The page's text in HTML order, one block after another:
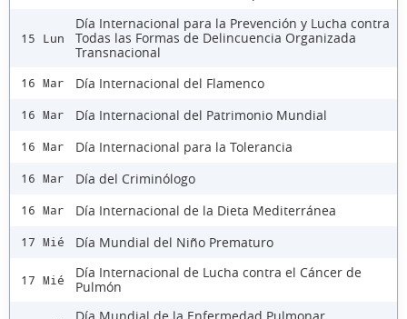
15 Lun
Día Internacional para la Prevención y Lucha contra
Todas las Formas de Delincuencia Organizada
Transnacional
16 Mar Día Internacional del Flamenco
16 Mar Día Internacional del Patrimonio Mundial
16 Mar Día Internacional para la Tolerancia
16 Mar Día del Criminólogo
16 Mar Día Internacional de la Dieta Mediterránea
17 Mié Día Mundial del Niño Prematuro
17 Mié
Día Internacional de Lucha contra el Cáncer de
Pulmón